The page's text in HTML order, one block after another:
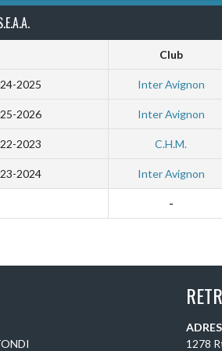
Club
2025 Inter Avignon
2026 Inter Avignon
2023 C.H.M.
2024 Inter Avignon
-
1278